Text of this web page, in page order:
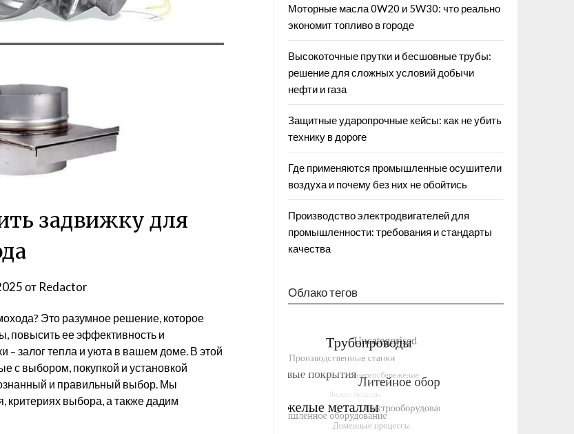
задвижку для
от Redactor
Это разумное решение, которое
повысить ее эффективность и
– залог тепла и уюта в вашем доме. В этой
с выбором, покупкой и установкой
и правильный выбор. Мы
критериях выбора, а также дадим
Моторные масла 0W20 и 5W30: что реально
экономит топливо в городе
Высокоточные прутки и бесшовные трубы:
решение для сложных условий добычи
нефти и газа
Защитные ударопрочные кейсы: как не убить
технику в дороге
Где применяются промышленные осушители
воздуха и почему без них не обойтись
Производство электродвигателей для
промышленности: требования и стандарты
качества
Облако тегов